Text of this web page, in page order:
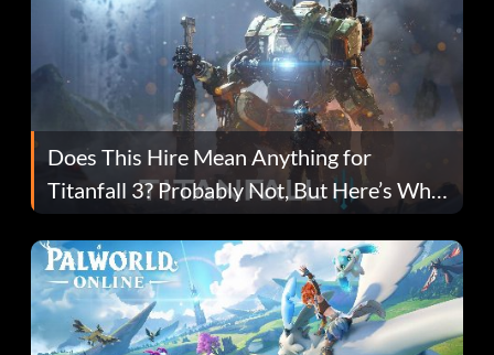
Does This Hire Mean Anything for
Titanfall 3? Probably Not, But Here’s Why
Fans Are Hopeful